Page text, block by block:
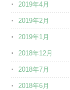
2019年4月
2019年2月
2019年1月
2018年12月
2018年7月
2018年6月